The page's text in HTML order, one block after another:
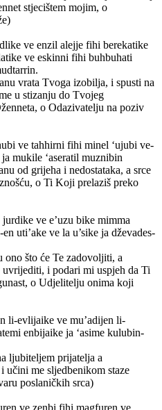
stjecištem mojim, o
ve enzil alejje fihi berekatike
ve eskinni fihi buhbuhati
vrata Tvoga izobilja, i spusti na
u stizanju do Tvojeg
o Odazivatelju na poziv
ve tahhirni fihi minel ‘ujubi ve-
mukile ‘aseratil muznibin
od grijeha i nedostataka, a srce
o Ti Koji prelaziš preko
ve e’uzu bike mimma
uti’ake ve la u’sike ja dževades-
što će Te zadovoljiti, a
uvrijediti, i podari mi uspjeh da Ti
o Udjelitelju onima koji
li-evlijaike ve mu’adijen li-
enbijaike ja ‘asime kulubin-
ljubiteljem prijatelja a
učini me sljedbenikom staze
poslaničkih srca)